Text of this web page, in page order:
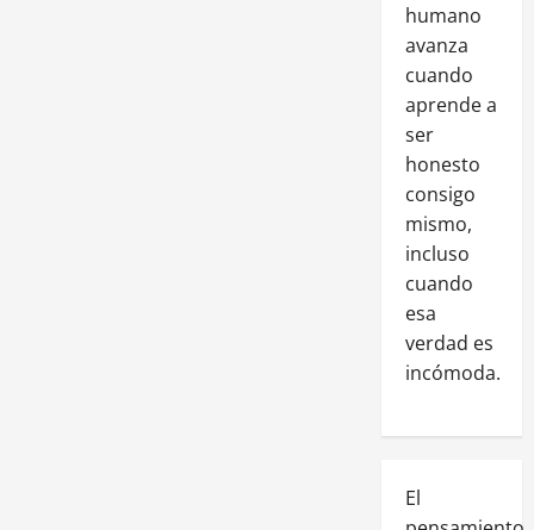
humano
avanza
cuando
aprende a
ser
honesto
consigo
mismo,
incluso
cuando
esa
verdad es
incómoda.
El